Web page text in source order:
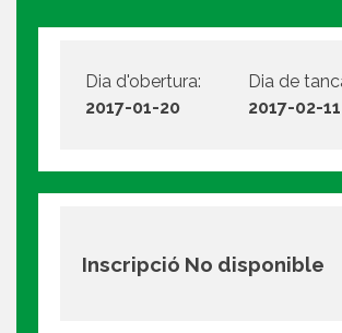
Dia d'obertura:
2017-01-20
Dia de
2017-02-11
Inscripció No disponible